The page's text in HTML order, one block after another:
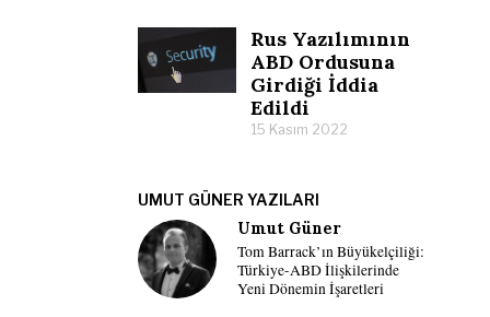
Rus Yazılımının
ABD Ordusuna
Girdiği İddia
Edildi
15 Kasım 2022
UMUT GÜNER YAZILARI
Umut Güner
Tom Barrack’ın Büyükelçiliği:
Türkiye-ABD İlişkilerinde
Yeni Dönemin İşaretleri